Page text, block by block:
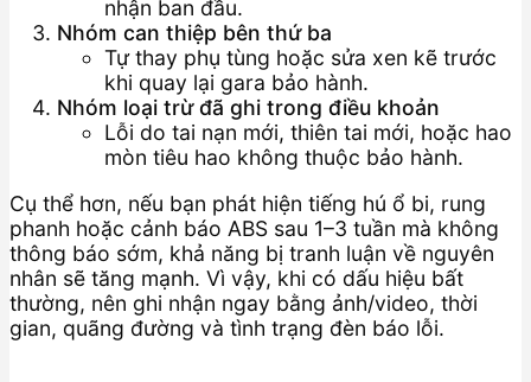
nhận ban đầu.
Nhóm can thiệp bên thứ ba
Tự thay phụ tùng hoặc sửa xen kẽ trước
khi quay lại gara bảo hành.
Nhóm loại trừ đã ghi trong điều khoản
Lỗi do tai nạn mới, thiên tai mới, hoặc hao
mòn tiêu hao không thuộc bảo hành.
Cụ thể hơn, nếu bạn phát hiện tiếng hú ổ bi, rung
phanh hoặc cảnh báo ABS sau 1–3 tuần mà không
thông báo sớm, khả năng bị tranh luận về nguyên
nhân sẽ tăng mạnh. Vì vậy, khi có dấu hiệu bất
thường, nên ghi nhận ngay bằng ảnh/video, thời
gian, quãng đường và tình trạng đèn báo lỗi.